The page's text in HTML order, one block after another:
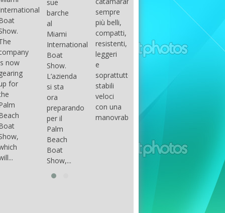
International
sta
il
sempre
più belli,
compatti,
resistenti,
leggeri
e
soprattutto
stabili
veloci
con una
manovrabilità...
di
barche
ad alte
prestazioni,
che...
occur.
The
correct
parts of
the
group.